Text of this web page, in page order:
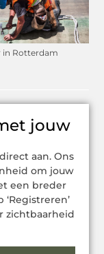
in Rotterdam
jouw
aan. Ons
om jouw
een breder
zichtbaarheid